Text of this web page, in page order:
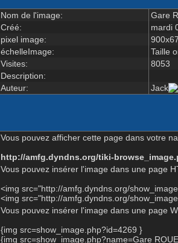
Nom de l'image:
Gare
Créé:
mardi
pixel image:
échelleImage:
Taille
Visites:
8053
Description:
Auteur:
Jack
Vous pouvez afficher cette page dans votre
http://amfg.dyndns.org/tiki-
Vous pouvez insérer l'image dans une page
<img src="http://amfg.dyndns.org/
<img src="http://amfg.dyndns.org/
Vous pouvez insérer l'image dans une page
{img src=show_image.php?id=4269 }
{img src=show_image.php?name=Gare